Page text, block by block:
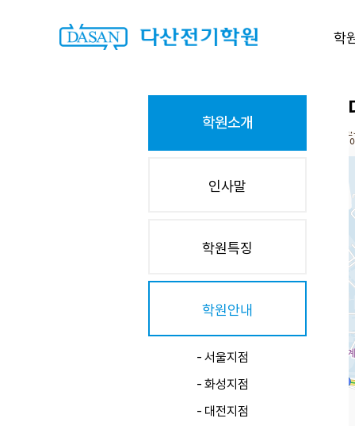
학
학원소개
인사말
학원특징
학원안내
서울지점
화성지점
대전지점